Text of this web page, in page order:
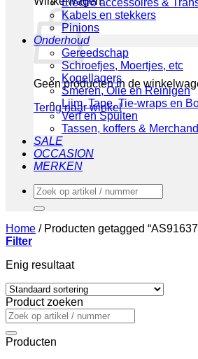
Geen producten in de
Terug naar winkel
Electro accessoires &
Kabels en stekkers
Pinions
Onderhoud
Gereedschap
Schroefjes, Moertjes, etc
Kogellagers
Smeren, Olie en Reinigen
Lijm, Tape, Tie-wraps en
Verf en Spuiten
Tassen, koffers &
SALE
OCCASION
MERKEN
Zoeken
naar:
Home /Producten getagged
Filter
Enig resultaat
Product zoeken
Zoeken
naar:
Producten